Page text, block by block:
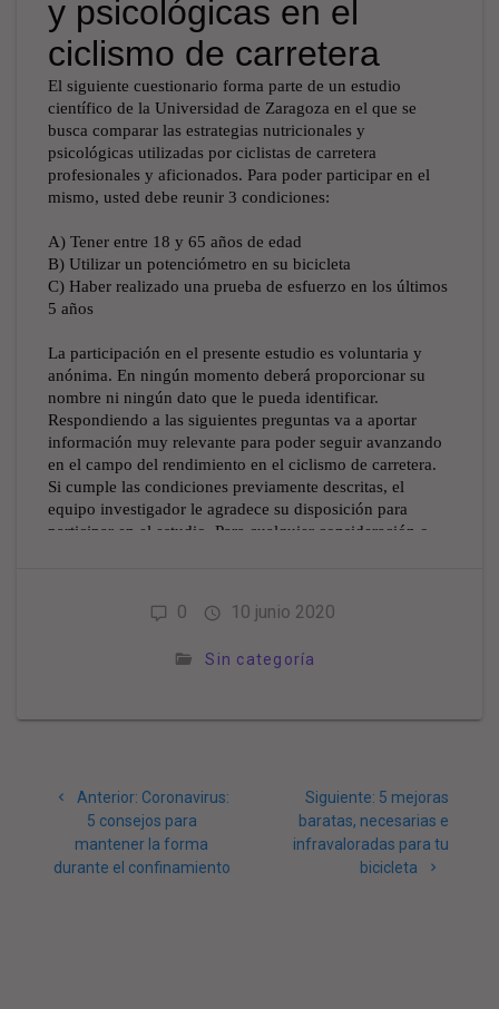
0 10 junio 2020
Sin categoría
entradas
Anterior: Post
anterior:
Coronavirus:
5 consejos para
mantener la forma
durante el confinamiento
Siguiente: Siguiente
post:
5 mejoras
baratas, necesarias e
infravaloradas para tu
bicicleta